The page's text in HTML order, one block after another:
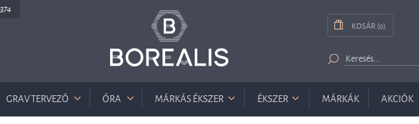
KOSÁR (0)
GRAV TERVEZŐ ÓRA MÁRKÁS ÉKSZER ÉKSZER MÁRKÁK AKCIÓK